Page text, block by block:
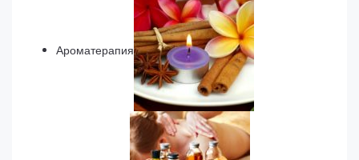
Ароматерапия